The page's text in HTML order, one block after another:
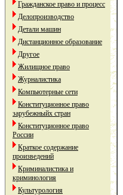
Гражданское право и процесс
Делопроизводство
Детали машин
Дистанционное образование
Другое
Жилищное право
Журналистика
Компьютерные сети
Конституционное право
зарубежныйх стран
Конституционное право
России
Краткое содержание
произведений
Криминалистика и
криминология
Культурология